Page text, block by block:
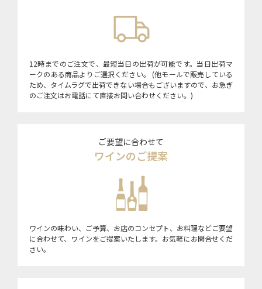
12時までのご注文で、最短当日の出荷が可能です。当日出荷マ
ークのある商品よりご選択ください。 (他モールで販売している
ため、タイムラグで出荷できない場合もございますので、お急ぎ
のご注文はお電話にて直接お問い合わせください。)
ご要望に合わせて
ワインのご提案
ワインの味わい、ご予算、お店のコンセプト、お料理などご要望
に合わせて、ワインをご提案いたします。お気軽にお問合せくだ
さい。